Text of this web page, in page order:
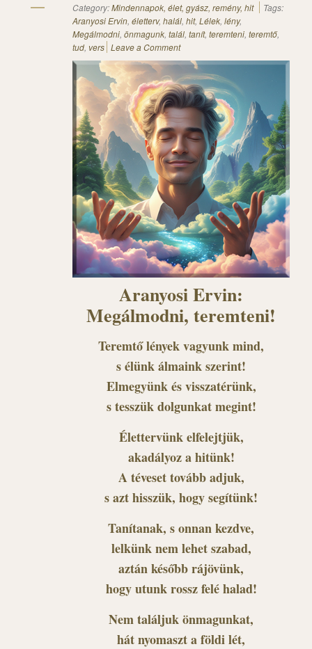
Category:Mindennapok, élet, gyász, remény, hit
Tags:
Aranyosi Ervin, életterv, halál, hit, Lélek, lény,
Megálmodni, önmagunk, talál, tanít, teremteni, teremtő,
tud, vers Leave a Comment
Aranyosi Ervin:
Megálmodni, teremteni!
Teremtő lények vagyunk mind,
s élünk álmaink szerint!
Elmegyünk és visszatérünk,
s tesszük dolgunkat megint!
Élettervünk elfelejtjük,
akadályoz a hitünk!
A téveset tovább adjuk,
s azt hisszük, hogy segítünk!
Tanítanak, s onnan kezdve,
lelkünk nem lehet szabad,
aztán később rájövünk,
hogy utunk rossz felé halad!
Nem találjuk önmagunkat,
hát nyomaszt a földi lét,